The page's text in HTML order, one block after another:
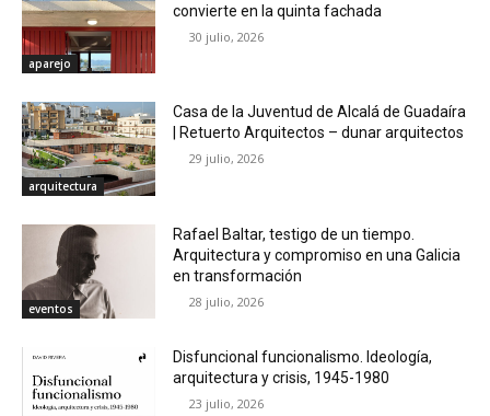
aparejo
convierte en la quinta fachada
30 julio, 2026
arquitectura
Casa de la Juventud de Alcalá de Guadaíra
| Retuerto Arquitectos – dunar arquitectos
29 julio, 2026
eventos
Rafael Baltar, testigo de un tiempo.
Arquitectura y compromiso en una Galicia
en transformación
28 julio, 2026
Disfuncional funcionalismo. Ideología,
arquitectura y crisis, 1945-1980
23 julio, 2026